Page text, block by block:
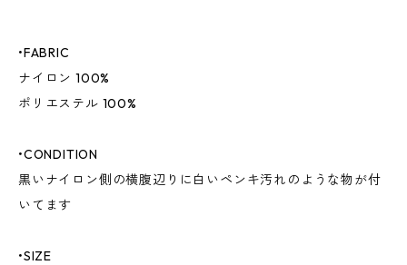
•FABRIC
ナイロン 100%
ポリエステル 100%
•CONDITION
黒いナイロン側の横腹辺りに白いペンキ汚れのような物が付
いてます
•SIZE